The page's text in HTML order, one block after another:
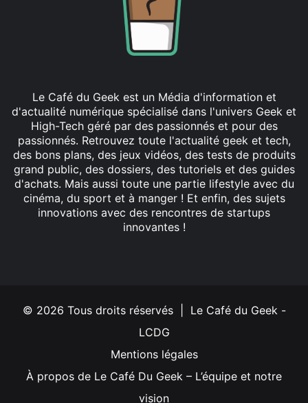
Le Café du Geek est un Média d'information et
d'actualité numérique spécialisé dans l'univers Geek et
High-Tech géré par des passionnés et pour des
passionnés. Retrouvez toute l'actualité geek et tech,
des bons plans, des jeux vidéos, des tests de produits
grand public, des dossiers, des tutoriels et des guides
d'achats. Mais aussi toute une partie lifestyle avec du
cinéma, du sport et à manger ! Et enfin, des sujets
innovations avec des rencontres de startups
innovantes !
© 2026 Tous droits réservés | Le Café du Geek -
LCDG
Mentions légales
À propos de Le Café Du Geek – L’équipe et notre
vision